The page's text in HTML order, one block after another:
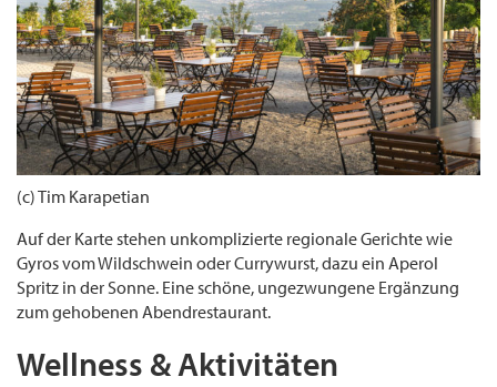
(c) Tim Karapetian
Auf der Karte stehen unkomplizierte regionale Gerichte wie
Gyros vom Wildschwein oder Currywurst, dazu ein Aperol
Spritz in der Sonne. Eine schöne, ungezwungene Ergänzung
zum gehobenen Abendrestaurant.
Wellness & Aktivitäten